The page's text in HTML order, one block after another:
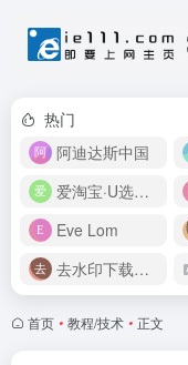
热门
阿迪达斯中国
爱淘宝·U选好价
Eve Lom
去水印下载视频
首页 • 教程/技术 • 正文